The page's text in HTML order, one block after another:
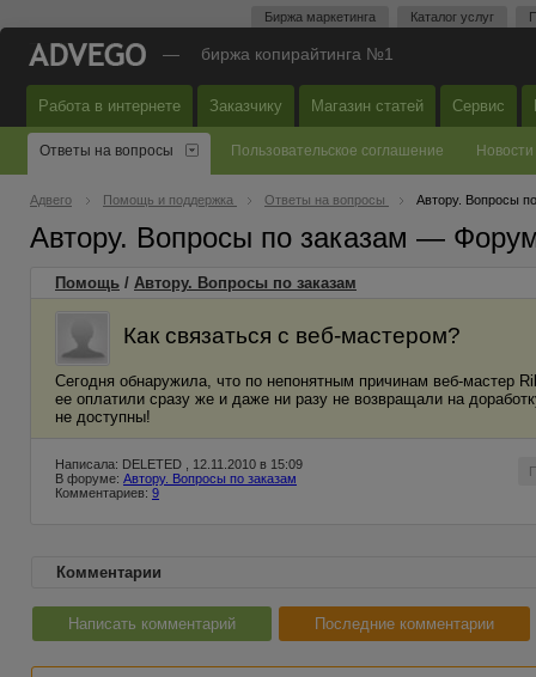
Биржа маркетинга Каталог услуг
— биржа копирайтинга №1
Работа в интернете Заказчику Магазин статей Сервис
Ответы на вопросы Пользовательское соглашение Новости
Адвего Помощь и поддержка Ответы на вопросы Автору. Вопросы
Автору. Вопросы по заказам —
Помощь / Автору. Вопросы по заказам
Как связаться с веб-мастером?
Сегодня обнаружила, что по непонятным причинам веб-мастер
ее оплатили сразу же и даже ни разу не возвращали на
не доступны!
Написала: DELETED , 12.11.2010 в 15:09
В форуме: Автору. Вопросы по заказам
Комментариев: 9
Комментарии
Написать комментарий Последние комментарии